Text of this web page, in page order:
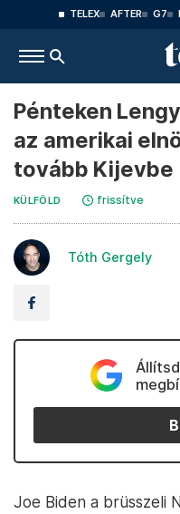
TELEX AFTER G7
Pénteken
az amerikai
tovább Kijevbe
KÜLFÖLD frissítve
Tóth Gergely
Joe Biden a brüsszeli